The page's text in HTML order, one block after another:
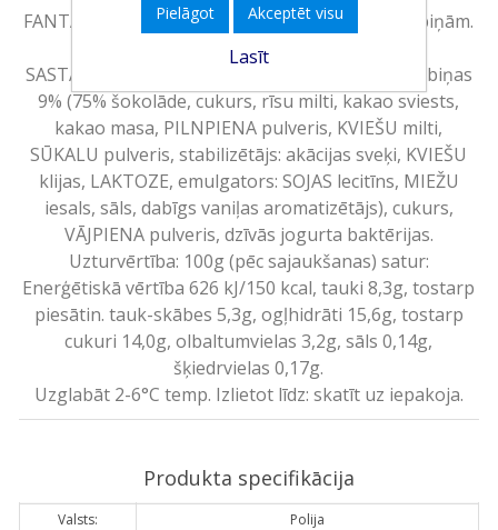
FANTASIA krēmveida jogurts ar šokolādes bumbiņām.
Neto masa 100g.
SASTĀVDAĻAS: PIENS, KRĒJUMS, šokolādes bumbiņas
9% (75% šokolāde, cukurs, rīsu milti, kakao sviests,
kakao masa, PILNPIENA pulveris, KVIEŠU milti,
SŪKALU pulveris, stabilizētājs: akācijas sveķi, KVIEŠU
klijas, LAKTOZE, emulgators: SOJAS lecitīns, MIEŽU
iesals, sāls, dabīgs vaniļas aromatizētājs), cukurs,
VĀJPIENA pulveris, dzīvās jogurta baktērijas.
Uzturvērtība: 100g (pēc sajaukšanas) satur:
Enerģētiskā vērtība 626 kJ/150 kcal, tauki 8,3g, tostarp
piesātin. tauk-skābes 5,3g, ogļhidrāti 15,6g, tostarp
cukuri 14,0g, olbaltumvielas 3,2g, sāls 0,14g,
šķiedrvielas 0,17g.
Uzglabāt 2-6°C temp. Izlietot līdz: skatīt uz iepakoja.
Produkta specifikācija
Valsts:
Polija
Pielāgot Akceptēt visu
Lasīt